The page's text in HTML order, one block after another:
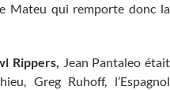
Mateu qui remporte donc la
Rippers, Jean Pantaleo était
Greg Ruhoff, l’Espagnol